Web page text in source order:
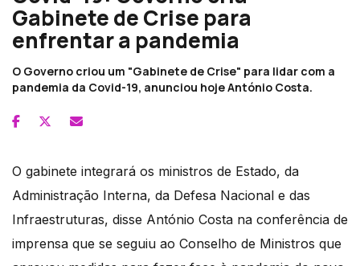
Gabinete de Crise para
enfrentar a pandemia
O Governo criou um "Gabinete de Crise" para lidar com a
pandemia da Covid-19, anunciou hoje António Costa.
O gabinete integrará os ministros de Estado, da
Administração Interna, da Defesa Nacional e das
Infraestruturas, disse António Costa na conferência de
imprensa que se seguiu ao Conselho de Ministros que